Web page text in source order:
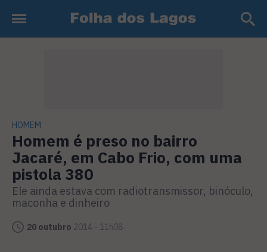
HOMEM
Homem é preso no bairro
Jacaré, em Cabo Frio, com uma
pistola 380
Ele ainda estava com radiotransmissor, binóculo,
maconha e dinheiro
20 outubro 2014 - 11h08